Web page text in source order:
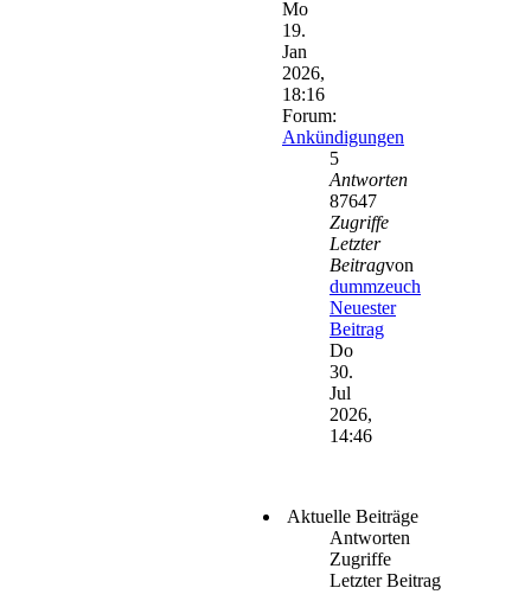
Mo
19.
Jan
2026,
18:16
Forum:
Ankündigungen
5
Antworten
87647
Zugriffe
Letzter
Beitragvon
dummzeuch
Neuester
Beitrag
Do
30.
Jul
2026,
14:46
Aktuelle Beiträge
Antworten
Zugriffe
Letzter Beitrag